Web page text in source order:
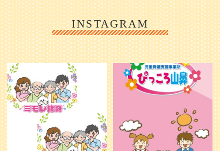
INSTAGRAM
利用者様やご家族の皆さまに、親し
みや温かさが伝わるようなデザイン
を目指し、ミモレのイラストを新し
く作...
20 0
＼ 2026年6月1日 OPEN ／
...
25 0